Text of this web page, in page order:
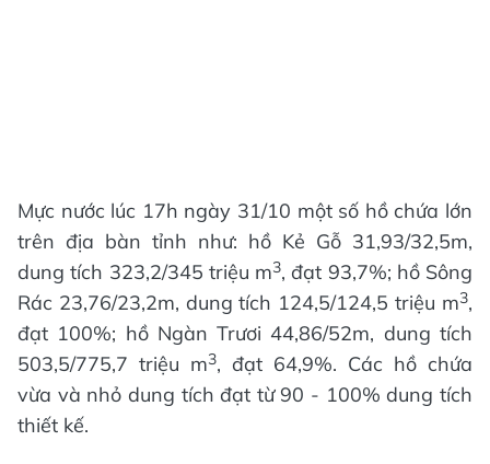
Mực nước lúc 17h ngày 31/10 một số hồ chứa lớn
trên địa bàn tỉnh như: hồ Kẻ Gỗ 31,93/32,5m,
dung tích 323,2/345 triệu m3, đạt 93,7%; hồ Sông
Rác 23,76/23,2m, dung tích 124,5/124,5 triệu m3,
đạt 100%; hồ Ngàn Trươi 44,86/52m, dung tích
503,5/775,7 triệu m3, đạt 64,9%. Các hồ chứa
vừa và nhỏ dung tích đạt từ 90 - 100% dung tích
thiết kế.